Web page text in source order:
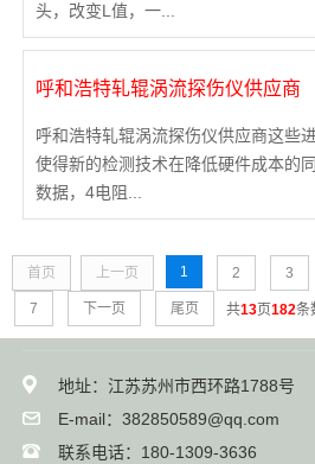
头，改变L值，一...
呼和浩特轧辊涡流探伤仪供应商
呼和浩特轧辊涡流探伤仪供应商这些
使得新的检测技术在降低硬件成本的
数据，4电阻...
首页 上一页 1 2 3
7 下一页 尾页 共13页182条
地址：江苏苏州市西环路1788号
E-mail：382850589@qq.com
联系电话：180-1309-3636